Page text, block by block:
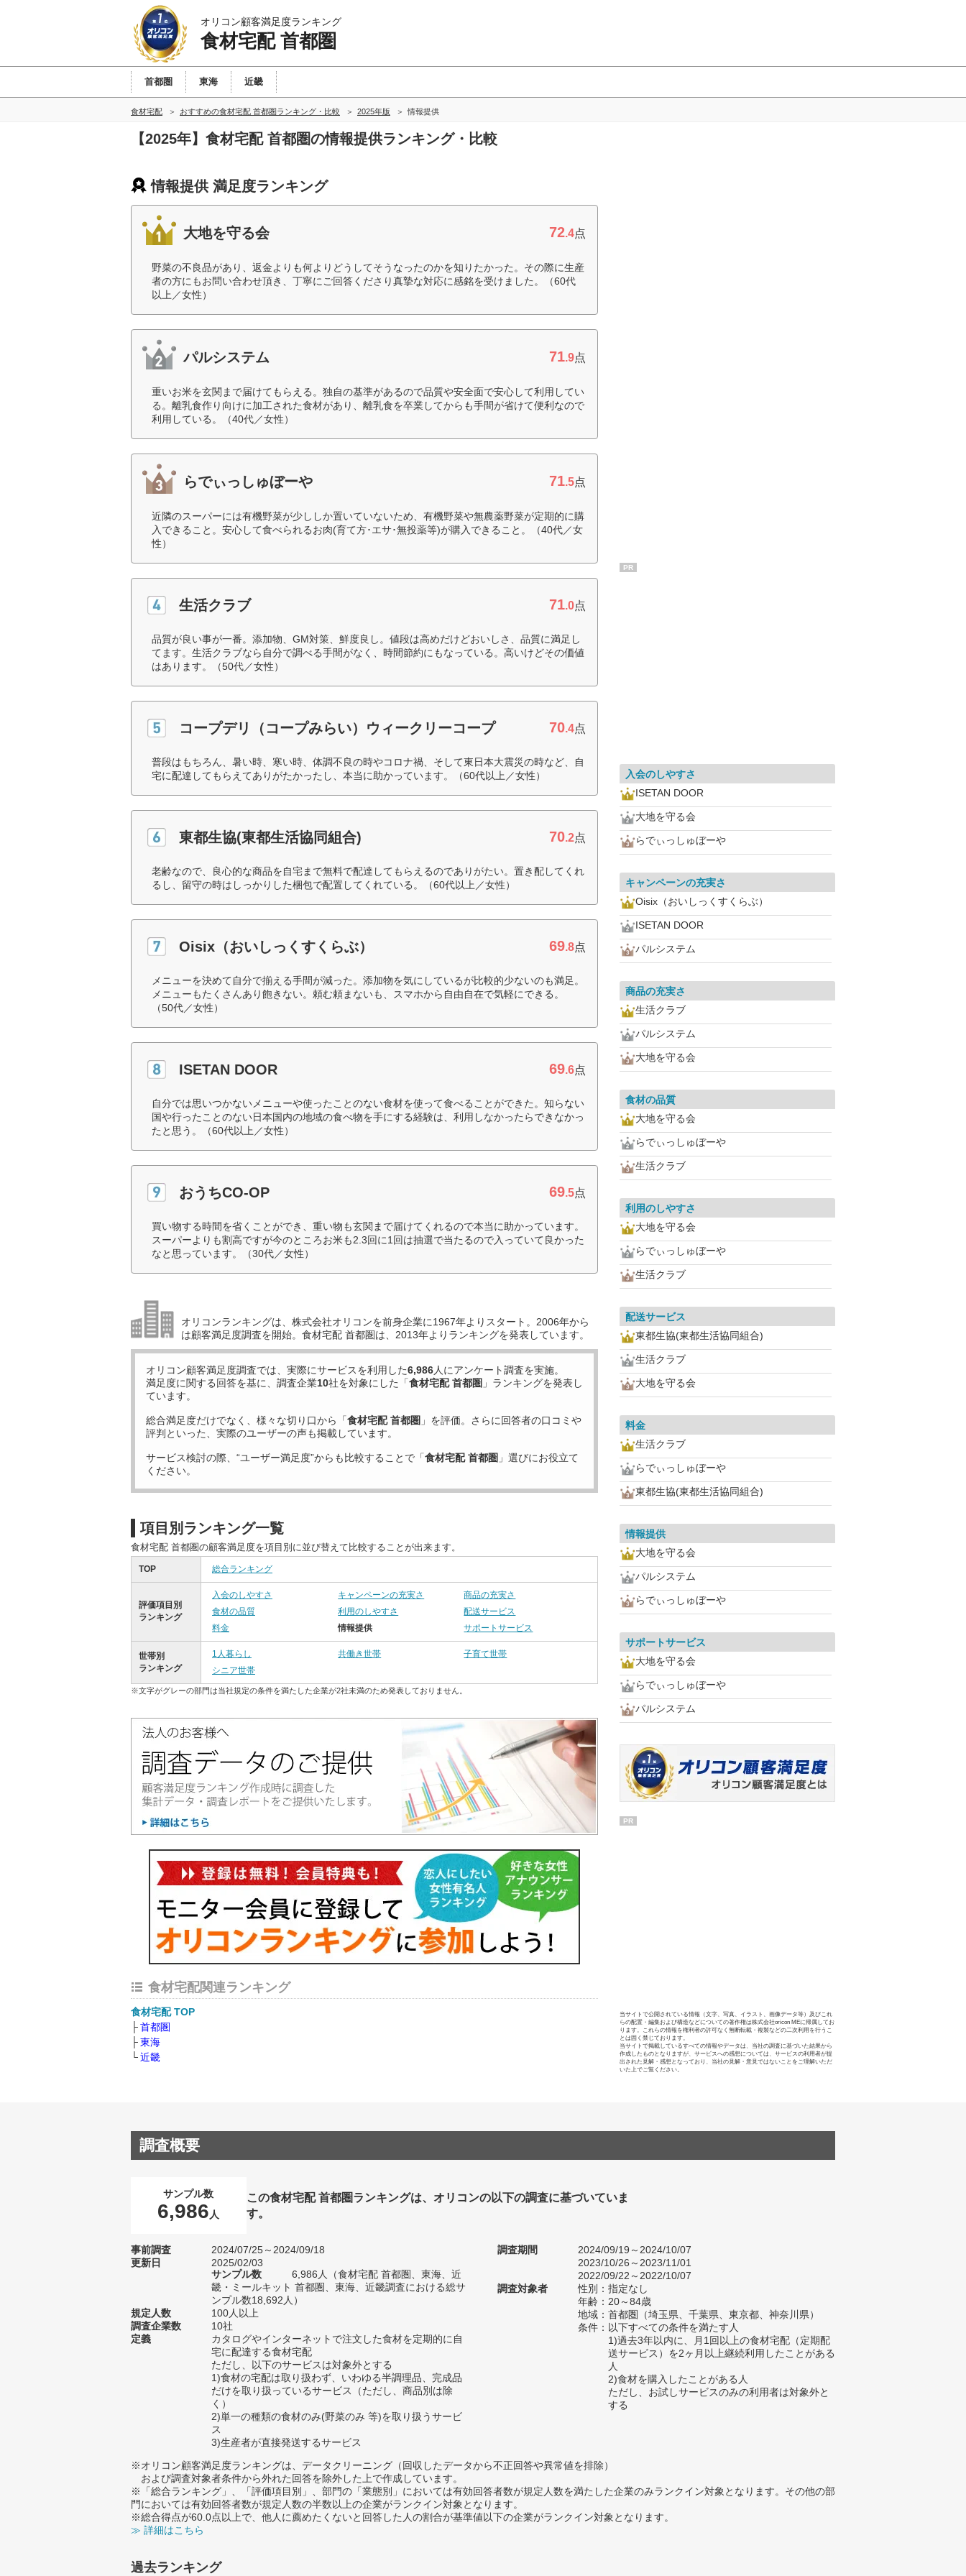
オリコン顧客満足度ランキング
食材宅配 首都圏
首都圏 東海 近畿
食材宅配 おすすめの食材宅配 首都圏ランキング・比較 2025年版 情報提供
【2025年】食材宅配 首都圏の情報提供ランキング・比較
情報提供 満足度ランキング
大地を守る会 72.4点
野菜の不良品があり、返金よりも何よりどうしてそうなったのかを知りたかった。その際に生産
者の方にもお問い合わせ頂き、丁寧にご回答くださり真摯な対応に感銘を受けました。（60代
以上／女性）
パルシステム 71.9点
重いお米を玄関まで届けてもらえる。独自の基準があるので品質や安全面で安心して利用してい
る。離乳食作り向けに加工された食材があり、離乳食を卒業してからも手間が省けて便利なので
利用している。（40代／女性）
らでぃっしゅぼーや 71.5点
近隣のスーパーには有機野菜が少ししか置いていないため、有機野菜や無農薬野菜が定期的に購
入できること。安心して食べられるお肉(育て方･エサ･無投薬等)が購入できること。（40代／女
性）
生活クラブ 71.0点
品質が良い事が一番。添加物、GM対策、鮮度良し。値段は高めだけどおいしさ、品質に満足し
てます。生活クラブなら自分で調べる手間がなく、時間節約にもなっている。高いけどその価値
はあります。（50代／女性）
コープデリ（コープみらい）ウィークリーコープ 70.4点
普段はもちろん、暑い時、寒い時、体調不良の時やコロナ禍、そして東日本大震災の時など、自
宅に配達してもらえてありがたかったし、本当に助かっています。（60代以上／女性）
東都生協(東都生活協同組合) 70.2点
老齢なので、良心的な商品を自宅まで無料で配達してもらえるのでありがたい。置き配してくれ
るし、留守の時はしっかりした梱包で配置してくれている。（60代以上／女性）
Oisix（おいしっくすくらぶ） 69.8点
メニューを決めて自分で揃える手間が減った。添加物を気にしているが比較的少ないのも満足。
メニューもたくさんあり飽きない。頼む頼まないも、スマホから自由自在で気軽にできる。
（50代／女性）
ISETAN DOOR 69.6点
自分では思いつかないメニューや使ったことのない食材を使って食べることができた。知らない
国や行ったことのない日本国内の地域の食べ物を手にする経験は、利用しなかったらできなかっ
たと思う。（60代以上／女性）
おうちCO-OP 69.5点
買い物する時間を省くことができ、重い物も玄関まで届けてくれるので本当に助かっています。
スーパーよりも割高ですが今のところお米も2.3回に1回は抽選で当たるので入っていて良かった
なと思っています。（30代／女性）
オリコンランキングは、株式会社オリコンを前身企業に1967年よりスタート。2006年から
は顧客満足度調査を開始。食材宅配 首都圏は、2013年よりランキングを発表しています。
オリコン顧客満足度調査では、実際にサービスを利用した6,986人にアンケート調査を実施。
満足度に関する回答を基に、調査企業10社を対象にした「食材宅配 首都圏 」ランキングを発表し
ています。
総合満足度だけでなく、様々な切り口から「食材宅配 首都圏 」を評価。さらに回答者の口コミや
評判といった、実際のユーザーの声も掲載しています。
サービス検討の際、“ユーザー満足度”からも比較することで「食材宅配 首都圏 」選びにお役立て
ください。
項目別ランキング一覧
食材宅配 首都圏の顧客満足度を項目別に並び替えて比較することが出来ます。
TOP 総合ランキング
評価項目別
ランキング
入会のしやすさ キャンペーンの充実さ
商品の充実さ
食材の品質
利用のしやすさ
配送サービス
料金
情報提供 サポートサービス
世帯別
ランキング
1人暮らし 共働き世帯
子育て世帯
シニア世帯
※文字がグレーの部門は当社規定の条件を満たした企業が2社未満のため発表しておりません。
食材宅配関連ランキング
食材宅配 TOP
首都圏
東海
近畿
PR
入会のしやすさ
ISETAN DOOR
大地を守る会
らでぃっしゅぼーや
キャンペーンの充実さ
Oisix（おいしっくすくらぶ）
ISETAN DOOR
パルシステム
商品の充実さ
生活クラブ
パルシステム
大地を守る会
食材の品質
大地を守る会
らでぃっしゅぼーや
生活クラブ
利用のしやすさ
大地を守る会
らでぃっしゅぼーや
生活クラブ
配送サービス
東都生協(東都生活協同組合)
生活クラブ
大地を守る会
料金
生活クラブ
らでぃっしゅぼーや
東都生協(東都生活協同組合)
情報提供
大地を守る会
パルシステム
らでぃっしゅぼーや
サポートサービス
大地を守る会
らでぃっしゅぼーや
パルシステム
PR
当サイトで公開されている情報（文字、写真、イラスト、画像データ等）及びこれ
らの配置・編集および構造などについての著作権は株式会社oricon MEに帰属してお
ります。これらの情報を権利者の許可なく無断転載・複製などの二次利用を行うこ
とは固く禁じております。
当サイトで掲載しているすべての情報やデータは、当社の調査に基づいた結果から
作成したものとなりますが、サービスへの感想については、サービスの利用者が提
出された見解・感想となっており、当社の見解・意見ではないことをご理解いただ
いた上でご覧ください。
調査概要
サンプル数
6,986 人
この食材宅配 首都圏ランキングは、オリコンの以下の調査に基づいていま
す。
事前調査
2024/07/25～2024/09/18
更新日
2025/02/03
サンプル数
6,986人（食材宅配 首都圏、東海、近
畿・ミールキット 首都圏、東海、近畿調査における総サ
ンプル数18,692人）
規定人数
100人以上
調査企業数
10社
定義
カタログやインターネットで注文した食材を定期的に自
宅に配達する食材宅配
ただし、以下のサービスは対象外とする
1)食材の宅配は取り扱わず、いわゆる半調理品、完成品
だけを取り扱っているサービス（ただし、商品別は除
く）
2)単一の種類の食材のみ(野菜のみ 等)を取り扱うサービ
ス
3)生産者が直接発送するサービス
調査期間
2024/09/19～2024/10/07
2023/10/26～2023/11/01
2022/09/22～2022/10/07
調査対象者
性別：指定なし
年齢：20～84歳
地域：首都圏（埼玉県、千葉県、東京都、神奈川県）
条件：以下すべての条件を満たす人
1)過去3年以内に、月1回以上の食材宅配（定期配
送サービス）を2ヶ月以上継続利用したことがある
人
2)食材を購入したことがある人
ただし、お試しサービスのみの利用者は対象外と
する
※オリコン顧客満足度ランキングは、データクリーニング（回収したデータから不正回答や異常値を排除）
および調査対象者条件から外れた回答を除外した上で作成しています。
※「総合ランキング」、「評価項目別」、部門の「業態別」においては有効回答者数が規定人数を満たした企業のみランクイン対象となります。その他の部
門においては有効回答者数が規定人数の半数以上の企業がランクイン対象となります。
※総合得点が60.0点以上で、他人に薦めたくないと回答した人の割合が基準値以下の企業がランクイン対象となります。
≫ 詳細はこちら
過去ランキング